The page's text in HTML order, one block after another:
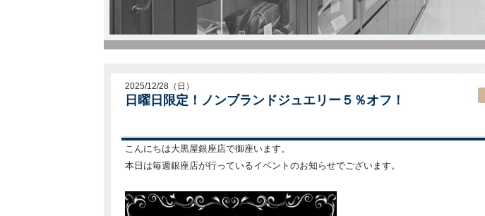
2025/12/28（日）
日曜日限定！ノンブランドジュエリー５％オフ！
こんにちは大黒屋銀座店で御座います。
本日は毎週銀座店が行っているイベントのお知らせでございます。